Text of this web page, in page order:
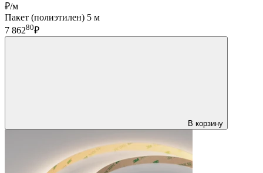
₽/м
Пакет (полиэтилен) 5 м
7 86280₽
В корзину